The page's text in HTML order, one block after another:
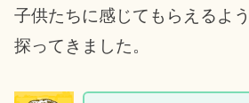
子供たちに感じてもらえるよ
探ってきました。